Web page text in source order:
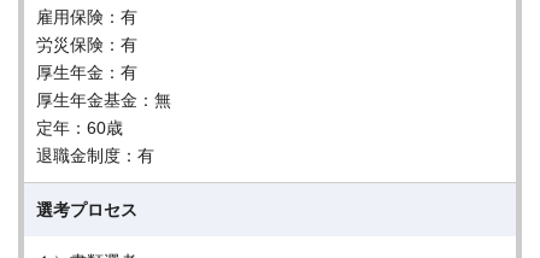
雇用保険：有
労災保険：有
厚生年金：有
厚生年金基金：無
定年：60歳
退職金制度：有
選考プロセス